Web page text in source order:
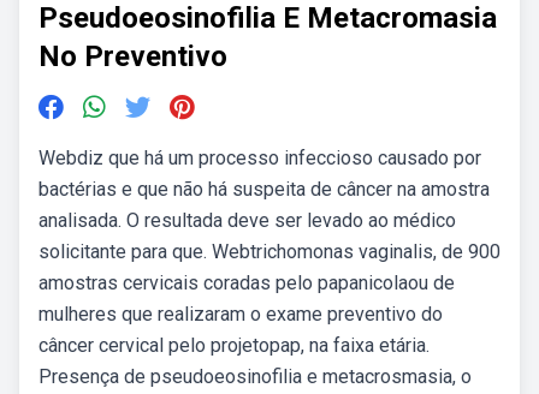
Pseudoeosinofilia E Metacromasia
No Preventivo
Webdiz que há um processo infeccioso causado por
bactérias e que não há suspeita de câncer na amostra
analisada. O resultada deve ser levado ao médico
solicitante para que. Webtrichomonas vaginalis, de 900
amostras cervicais coradas pelo papanicolaou de
mulheres que realizaram o exame preventivo do
câncer cervical pelo projetopap, na faixa etária.
Presença de pseudoeosinofilia e metacrosmasia, o